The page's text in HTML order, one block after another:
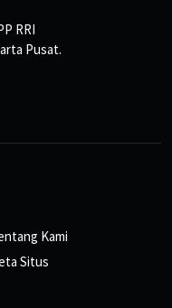
RRI
Pusat.
Kami
Situs